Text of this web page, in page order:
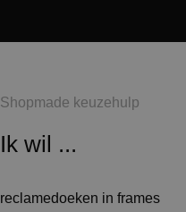
Shopmade keuzehulp
Ik wil ...
reclamedoeken in frames